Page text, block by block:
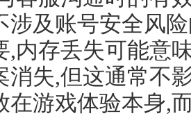
涉及账号安全风
,内存丢失可能意
消失,但这通常不
在游戏体验本身,